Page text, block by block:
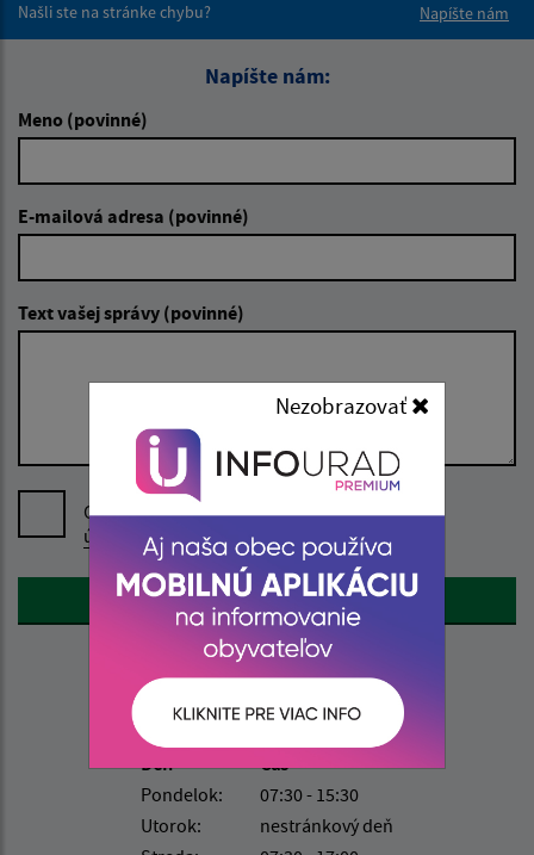
Nezobrazovať
Našli ste na stránke chybu?
Napíšte nám
Napíšte nám:
Meno (povinné)
E-mailová adresa (povinné)
Text vašej správy (povinné)
Oboznámil som sa sospracúvaním osobných
údajov
Google reCaptcha ResponseOdoslať správu
Úradné hodiny:
Deň
Čas
Pondelok:
07:30 - 15:30
Utorok:
nestránkový deň